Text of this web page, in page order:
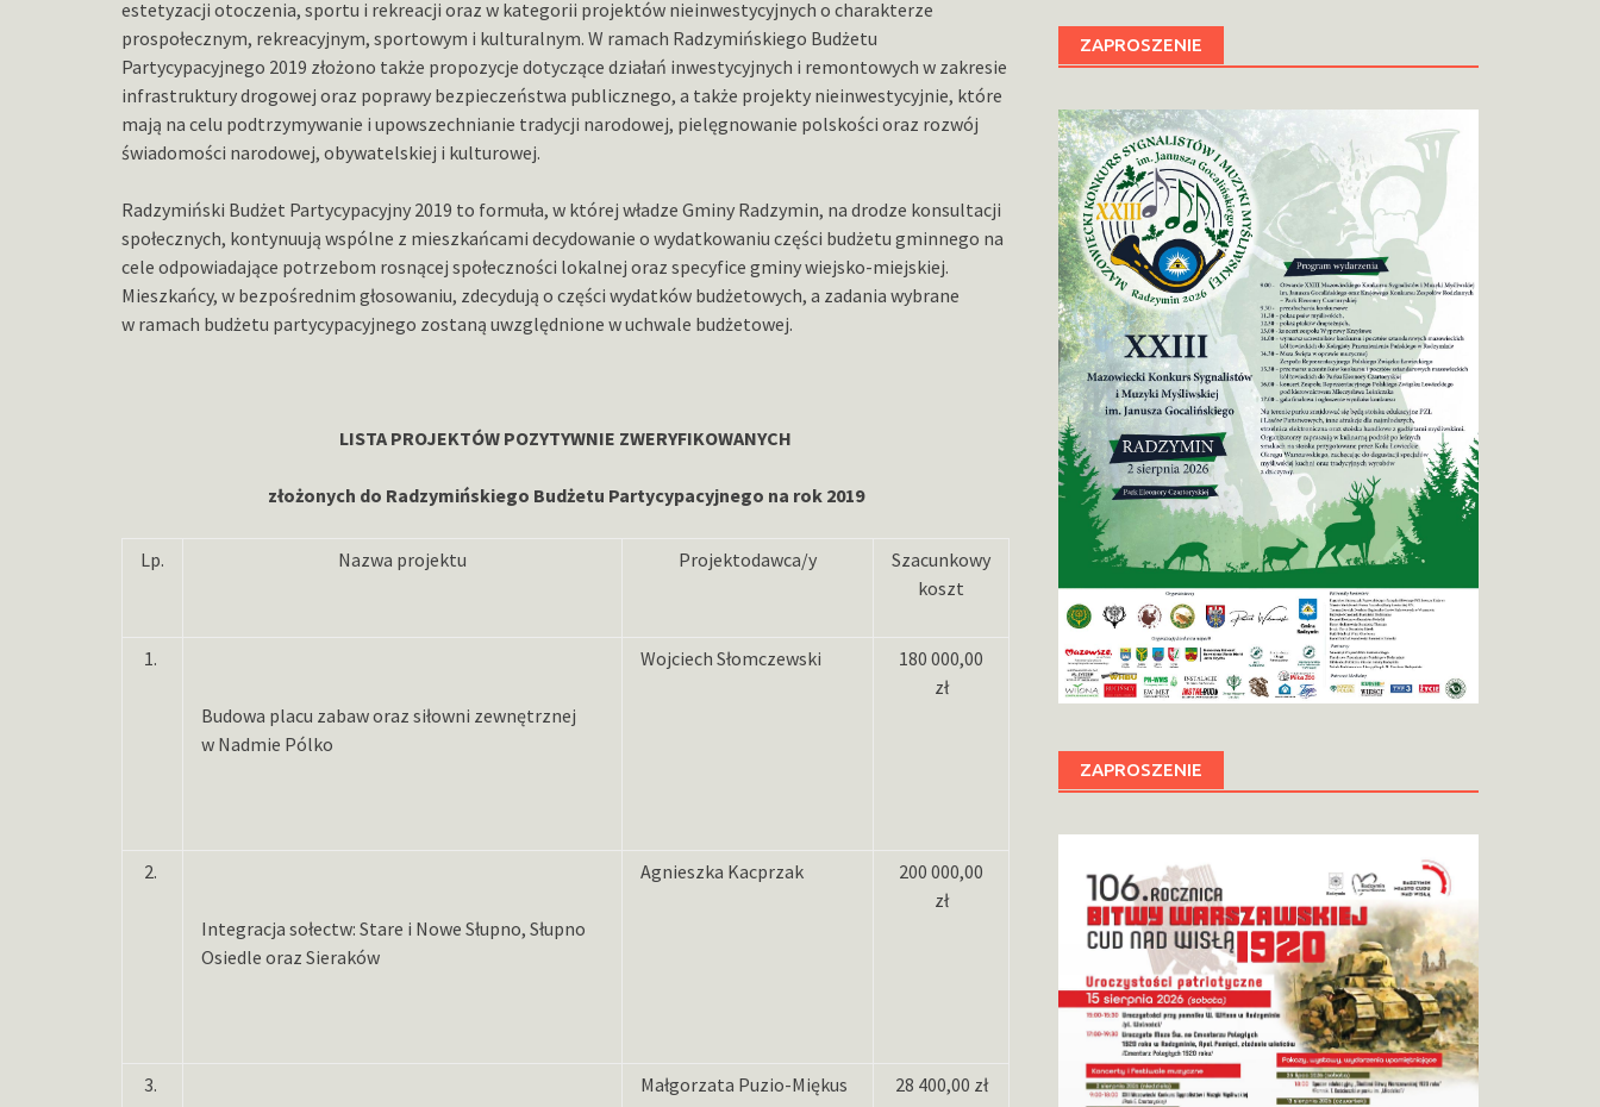
estetyzacji otoczenia, sportu i rekreacji oraz w kategorii projektów nieinwestycyjnych o charakterze
prospołecznym, rekreacyjnym, sportowym i kulturalnym. W ramach Radzymińskiego Budżetu
Partycypacyjnego 2019 złożono także propozycje dotyczące działań inwestycyjnych i remontowych w zakresie
infrastruktury drogowej oraz poprawy bezpieczeństwa publicznego, a także projekty nieinwestycyjnie, które
mają na celu podtrzymywanie i upowszechnianie tradycji narodowej, pielęgnowanie polskości oraz rozwój
świadomości narodowej, obywatelskiej i kulturowej.
Radzymiński Budżet Partycypacyjny 2019 to formuła, w której władze Gminy Radzymin, na drodze konsultacji
społecznych, kontynuują wspólne z mieszkańcami decydowanie o wydatkowaniu części budżetu gminnego na
cele odpowiadające potrzebom rosnącej społeczności lokalnej oraz specyfice gminy wiejsko-miejskiej.
Mieszkańcy, w bezpośrednim głosowaniu, zdecydują o części wydatków budżetowych, a zadania wybrane
w ramach budżetu partycypacyjnego zostaną uwzględnione w uchwale budżetowej.
LISTA PROJEKTÓW POZYTYWNIE ZWERYFIKOWANYCH
złożonych do Radzymińskiego Budżetu Partycypacyjnego na rok 2019
Lp. Nazwa projektu Projektodawca/y
Szacunkowy
koszt
1.
Budowa placu zabaw oraz siłowni zewnętrznej
w Nadmie Pólko
Wojciech Słomczewski
180 000,00
zł
2.
Integracja sołectw: Stare i Nowe Słupno, Słupno
Osiedle oraz Sieraków
Agnieszka Kacprzak
200 000,00
zł
3. Małgorzata Puzio-Miękus 28 400,00 zł
ZAPROSZENIE
ZAPROSZENIE